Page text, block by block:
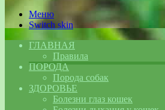
Меню
Switch skin
ГЛАВНАЯ
Правила
ПОРОДА
Порода собак
ЗДОРОВЬЕ
Болезни глаз кошек